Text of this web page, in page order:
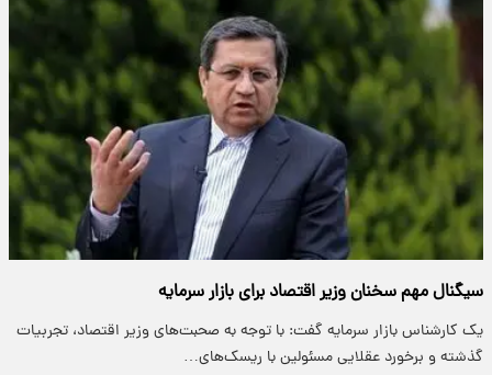
سیگنال مهم سخنان وزیر اقتصاد برای بازار سرمایه
یک کارشناس بازار سرمایه گفت: با توجه به صحبت‌های وزیر اقتصاد،‌ تجربیات
گذشته و برخورد عقلایی مسئولین با ریسک‌های…